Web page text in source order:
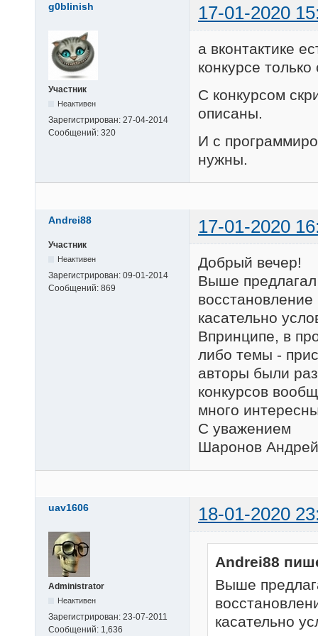
g0blinish 17-01-2020
Участник
Неактивен
Зарегистрирован: 27-04-2014
Сообщений: 320
а вконтактике
конкурсе
С конкурсом
описаны.
И с
нужны.
Andrei88 17-01-2020
Участник
Неактивен
Зарегистрирован: 09-01-2014
Сообщений: 869
Добрый вечер!
Выше предлагал
касательно
Впринципе, в
либо темы -
авторы были
конкурсов
много
С уважением
Шаронов Андрей
uav1606 18-01-2020
Administrator
Неактивен
Зарегистрирован: 23-07-2011
Сообщений: 1,636
Andrei88
Выше
касательно